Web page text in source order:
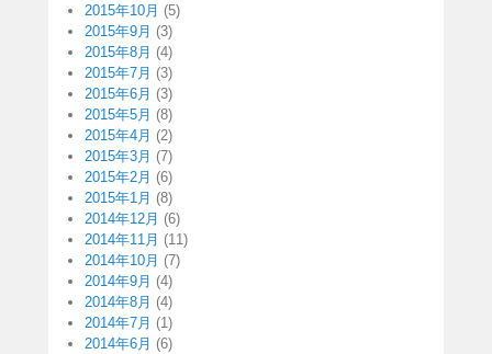
2015年10月 (5)
2015年9月 (3)
2015年8月 (4)
2015年7月 (3)
2015年6月 (3)
2015年5月 (8)
2015年4月 (2)
2015年3月 (7)
2015年2月 (6)
2015年1月 (8)
2014年12月 (6)
2014年11月 (11)
2014年10月 (7)
2014年9月 (4)
2014年8月 (4)
2014年7月 (1)
2014年6月 (6)